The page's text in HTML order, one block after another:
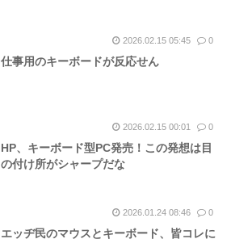
2026.02.15 05:45 0
仕事用のキーボードが反応せん
2026.02.15 00:01 0
HP、キーボード型PC発売！この発想は目
の付け所がシャープだな
2026.01.24 08:46 0
エッヂ民のマウスとキーボード、皆コレに